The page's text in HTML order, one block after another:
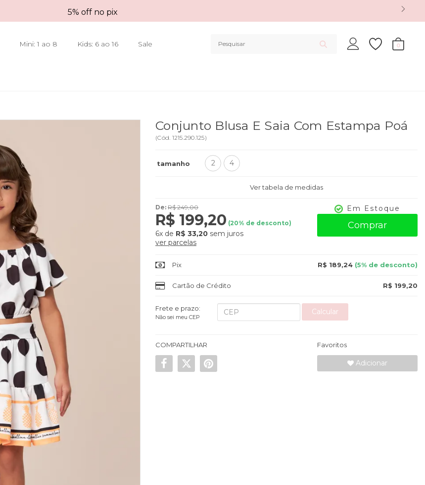
5% off no pix
Mini: 1 ao 8 Kids: 6 ao 16 Sale 0
Conjunto Blusa E Saia Com Estampa Poá
(Cód. 1215.290.125)
tamanho 2 4
Ver tabela de medidas
De: R$ 249,00
R$ 199,20 (20% de desconto)
6x de R$ 33,20 sem juros
ver parcelas
Em Estoque
Comprar
Pix R$ 189,24 (5% de desconto)
Cartão de Crédito R$ 199,20
Frete e prazo:
Não sei meu CEP
Calcular
COMPARTILHAR Favoritos
Adicionar